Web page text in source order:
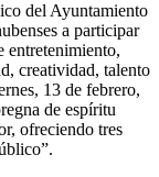
del Ayuntamiento
a participar
entretenimiento,
creatividad, talento
13 de febrero,
de espíritu
ofreciendo tres